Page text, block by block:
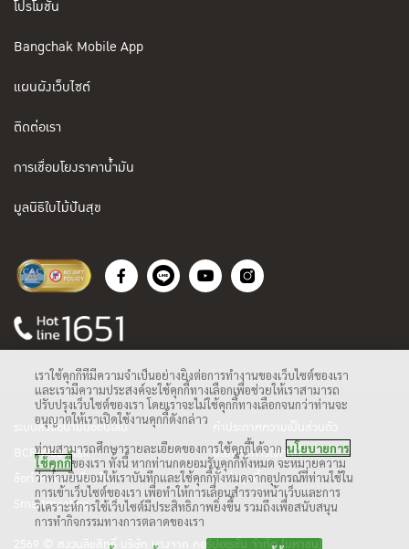
โปรโมชั่น
Bangchak Mobile App
แผนผังเว็บไซต์
ติดต่อเรา
การเชื่อมโยงราคาน้ำมัน
มูลนิธิใบไม้ปันสุข
2569 © สงวนลิขสิทธิ์ บริษัท บางจาก คอร์ปอเรชั่น จำกัด (มหาชน)
ระบบสั่งซื้อน้ำมันออนไลน์
BCP Web Mail
ข้อกำหนดและเงื่อนไข
Smartmeeting
นโยบายการใช้คุกกี้
ตั้งค่าคุกกี้
เราใช้คุกกี้ที่มีความจำเป็นอย่างยิ่งต่อการทำงานของเว็บไซต์ของเรา
และเรามีความประสงค์จะใช้คุกกี้ทางเลือกเพื่อช่วยให้เราสามารถ
ปรับปรุงเว็บไซต์ของเรา โดยเราจะไม่ใช้คุกกี้ทางเลือกจนกว่าท่านจะ
อนุญาตให้เราเปิดใช้งานคุกกี้ดังกล่าว
ท่านสามารถศึกษารายละเอียดของการใช้คุกกี้ได้จาก นโยบายการ
ใช้คุกกี้ของเรา ทั้งนี้ หากท่านกดยอมรับคุกกี้ทั้งหมด จะหมายความ
ว่าท่านยินยอมให้เราบันทึกและใช้คุกกี้ทั้งหมดจากอุปกรณ์ที่ท่านใช้ใน
การเข้าเว็บไซต์ของเรา เพื่อทำให้การเลื่อนสำรวจหน้าเว็บและการ
วิเคราะห์การใช้เว็บไซต์มีประสิทธิภาพยิ่งขึ้น รวมถึงเพื่อสนับสนุน
การทำกิจกรรมทางการตลาดของเรา